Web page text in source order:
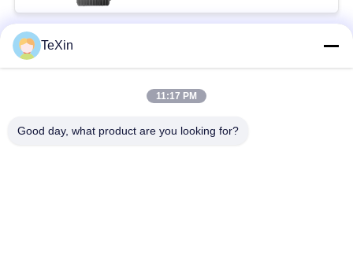
populaire categorieën
module
TeXin
11:17 PM
Good day, what product are you looking for?